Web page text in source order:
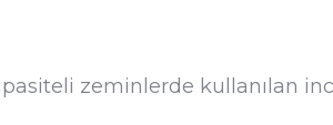
zeminlerde kullanılan